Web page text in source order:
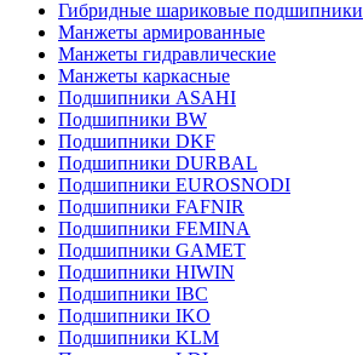
Гибридные шариковые подшипники
Манжеты армированные
Манжеты гидравлические
Манжеты каркасные
Подшипники ASAHI
Подшипники BW
Подшипники DKF
Подшипники DURBAL
Подшипники EUROSNODI
Подшипники FAFNIR
Подшипники FEMINA
Подшипники GAMET
Подшипники HIWIN
Подшипники IBC
Подшипники IKO
Подшипники KLM